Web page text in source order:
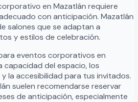
en Mazatlán requiere
con anticipación. Mazatlán
salones que se adaptan a
y estilos de celebración.
eventos corporativos en
capacidad del espacio, los
la accesibilidad para tus invitados.
suelen recomendarse reservar
de anticipación, especialmente